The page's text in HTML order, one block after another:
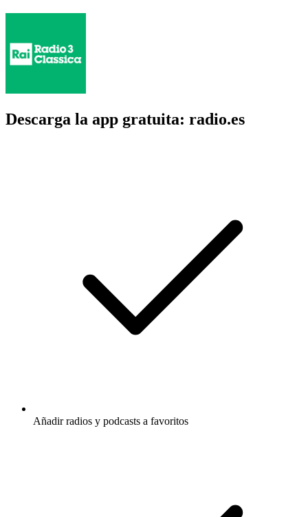
Descarga la app gratuita: radio.es
Añadir radios y podcasts a favoritos